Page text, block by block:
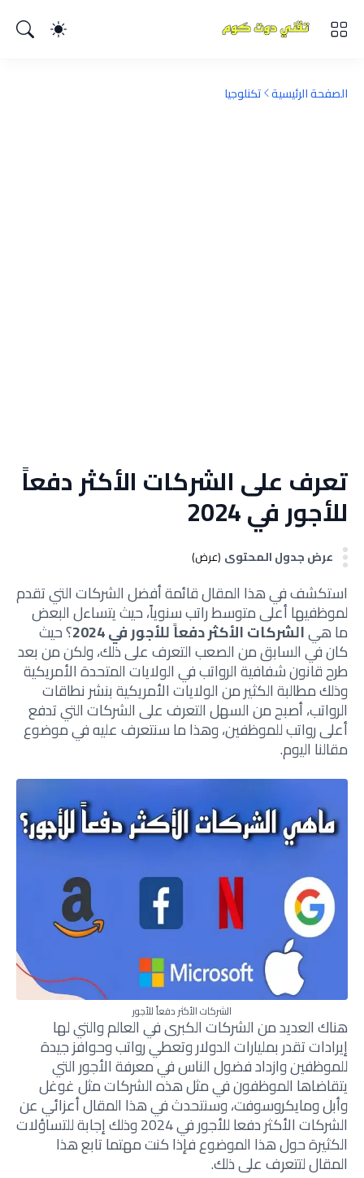
الصفحة الرئيسية تكنلوجيا
تعرف على الشركات الأكثر دفعاً
للأجور في 2024
عرض جدول المحتوى (عرض)
استكشف في هذا المقال قائمة أفضل الشركات التي تقدم
لموظفيها أعلى متوسط راتب سنوياً، حيث يتساءل البعض
ما هيالشركات الأكثر دفعاً للأجور في 2024 ؟ حيث
كان في السابق من الصعب التعرف على ذلك، ولكن من بعد
طرح قانون شفافية الرواتب في الولايات المتحدة الأمريكية
وذلك مطالبة الكثير من الولايات الأمريكية بنشر نطاقات
الرواتب، أصبح من السهل التعرف على الشركات التي تدفع
أعلى رواتب للموظفين، وهذا ما سنتعرف عليه في موضوع
مقالنا اليوم.
الشركات الأكثر دفعاً للأجور
هناك العديد من الشركات الكبرى في العالم والتي لها
إيرادات تقدر بمليارات الدولار وتعطي رواتب وحوافز جيدة
للموظفين وازداد فضول الناس في معرفة الأجور التي
يتقاضاها الموظفون في مثل هذه الشركات مثل غوغل
وأبل ومايكروسوفت، وسنتحدث في هذا المقال أعزائي عن
الشركات الأكثر دفعا للأجور في 2024 وذلك إجابة للتساؤلات
الكثيرة حول هذا الموضوع فإذا كنت مهتما تابع هذا
المقال لتتعرف على ذلك.